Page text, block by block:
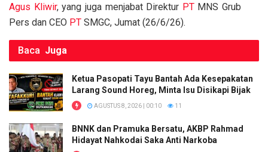
k
p
Agus Kliwir, yang juga menjabat Direktur PTMNS Grub
Pers dan CEO PT SMGC, Jumat (26/6/26).
Baca Juga
Ketua Pasopati Tayu Bantah Ada Kesepakatan
Larang Sound Horeg, Minta Isu Disikapi Bijak
AGUSTUS 8, 2026 | 00:10 11
BNNK dan Pramuka Bersatu, AKBP Rahmad
Hidayat Nahkodai Saka Anti Narkoba